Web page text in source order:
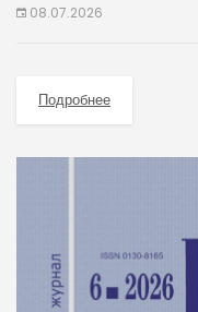
08.07.2026
Подробнее